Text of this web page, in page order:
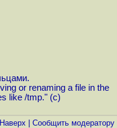
or renaming a file in the
like /tmp." (с)
Наверх Cообщить модератору